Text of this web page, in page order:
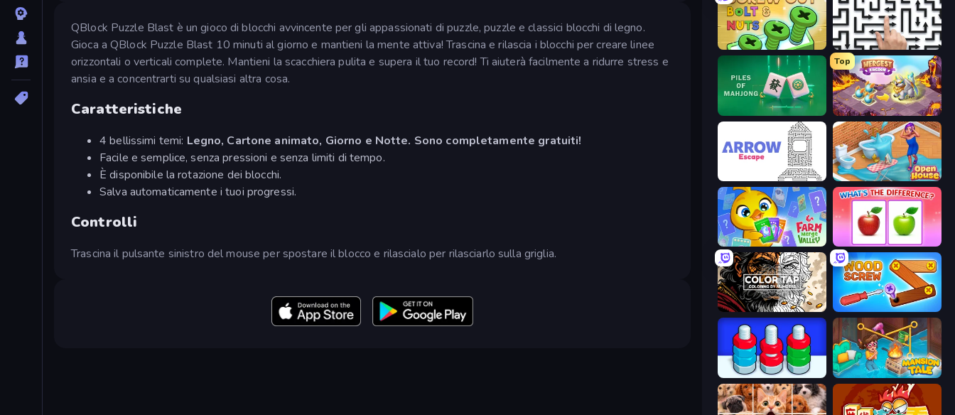
QBlock Puzzle Blast è un gioco di blocchi avvincente per gli appassionati di puzzle, puzzle e classici blocchi di legno.
Gioca a QBlock Puzzle Blast 10 minuti al giorno e mantieni la mente attiva! Trascina e rilascia i blocchi per creare linee
orizzontali o verticali complete. Mantieni la scacchiera pulita e supera il tuo record! Ti aiuterà facilmente a ridurre stress e
ansia e a concentrarti su qualsiasi altra cosa.
Caratteristiche
4 bellissimi temi: Legno, Cartone animato, Giorno e Notte. Sono completamente gratuiti!
Facile e semplice, senza pressioni e senza limiti di tempo.
È disponibile la rotazione dei blocchi.
Salva automaticamente i tuoi progressi.
Controlli
Trascina il pulsante sinistro del mouse per spostare il blocco e rilascialo per rilasciarlo sulla griglia.
Screw Out: Bolts and Nuts Arrow Escape: Puzzle
Piles of Mahjong
Top
Mergest Kingdom
Arrow Escape Open House
Farm Merge Valley What's The Difference?
Color Tap: Coloring by Numbers Wood Screw: Bolts Puzzle
Mansion Tale: Merge Secrets